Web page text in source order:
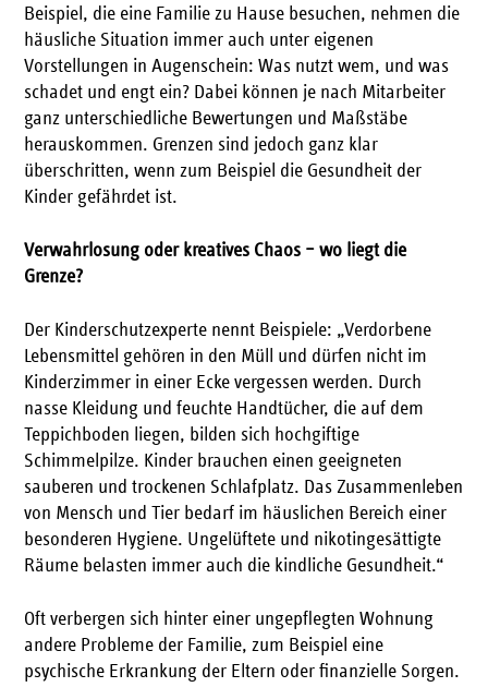
Beispiel, die eine Familie zu Hause besuchen, nehmen die
häusliche Situation immer auch unter eigenen
Vorstellungen in Augenschein: Was nutzt wem, und was
schadet und engt ein? Dabei können je nach Mitarbeiter
ganz unterschiedliche Bewertungen und Maßstäbe
herauskommen. Grenzen sind jedoch ganz klar
überschritten, wenn zum Beispiel die Gesundheit der
Kinder gefährdet ist.
Verwahrlosung oder kreatives Chaos – wo liegt die
Grenze?
Der Kinderschutzexperte nennt Beispiele: „Verdorbene
Lebensmittel gehören in den Müll und dürfen nicht im
Kinderzimmer in einer Ecke vergessen werden. Durch
nasse Kleidung und feuchte Handtücher, die auf dem
Teppichboden liegen, bilden sich hochgiftige
Schimmelpilze. Kinder brauchen einen geeigneten
sauberen und trockenen Schlafplatz. Das Zusammenleben
von Mensch und Tier bedarf im häuslichen Bereich einer
besonderen Hygiene. Ungelüftete und nikotingesättigte
Räume belasten immer auch die kindliche Gesundheit.“
Oft verbergen sich hinter einer ungepflegten Wohnung
andere Probleme der Familie, zum Beispiel eine
psychische Erkrankung der Eltern oder finanzielle Sorgen.